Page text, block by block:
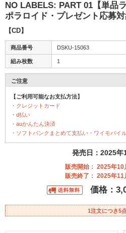
NO LABELS: PART 01【単品
ポラロイド・プレゼント応募対
【CD】
商品番号 DSKU-15063
組み枚数 1
ご注意
【ご利用可能なお支払方法】
・クレジットカード
・d払い
・auかんたん決済
・ソフトバンクまとめて支払い・ワイモバイ
発売日：2025年
販売開始： 2025年
販売終了： 2025年
価格：
1注文につき5